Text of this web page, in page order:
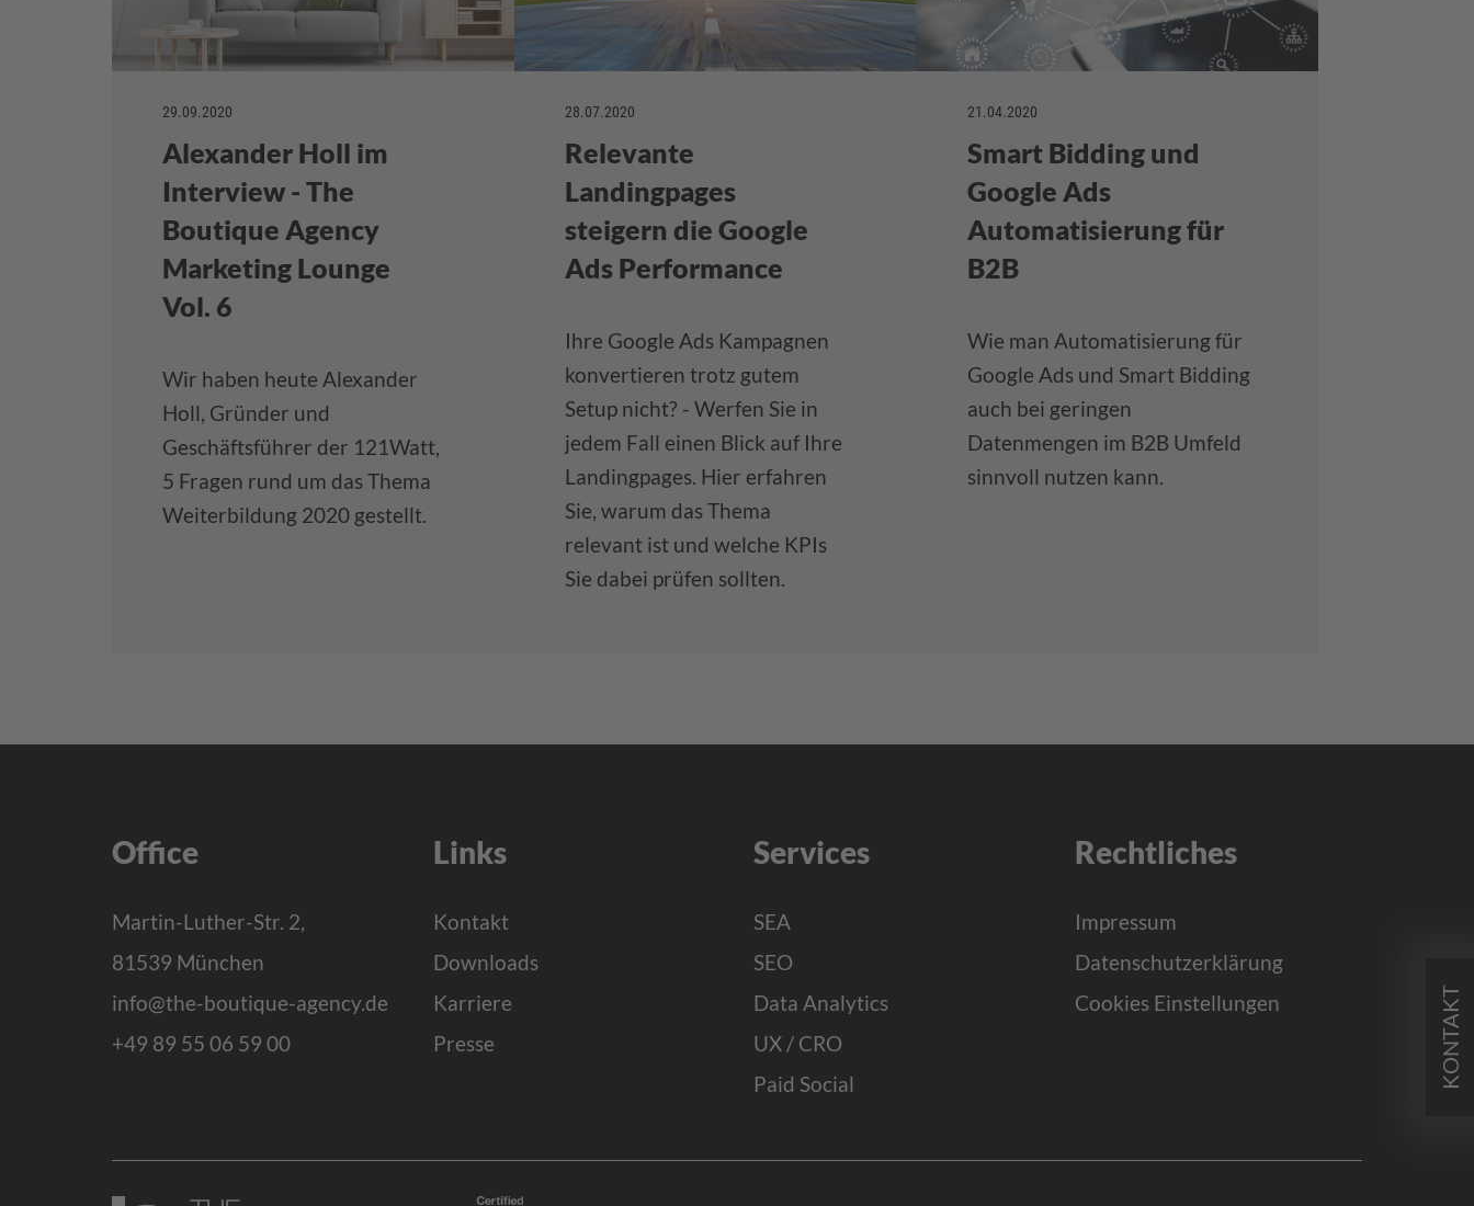
KONTAKT
29.09.2020
Alexander Holl im
Interview - The
Boutique Agency
Marketing Lounge
Vol. 6
Wir haben heute Alexander
Holl, Gründer und
Geschäftsführer der 121Watt,
5 Fragen rund um das Thema
Weiterbildung 2020 gestellt.
28.07.2020
Relevante
Landingpages
steigern die Google
Ads Performance
Ihre Google Ads Kampagnen
konvertieren trotz gutem
Setup nicht? - Werfen Sie in
jedem Fall einen Blick auf Ihre
Landingpages. Hier erfahren
Sie, warum das Thema
relevant ist und welche KPIs
Sie dabei prüfen sollten.
21.04.2020
Smart Bidding und
Google Ads
Automatisierung für
B2B
Wie man Automatisierung für
Google Ads und Smart Bidding
auch bei geringen
Datenmengen im B2B Umfeld
sinnvoll nutzen kann.
Office
Martin-Luther-Str. 2,
81539 München
info@the-boutique-agency.de
+49 89 55 06 59 00
Links
Kontakt
Downloads
Karriere
Presse
Services
SEA
SEO
Data Analytics
UX / CRO
Paid Social
Rechtliches
Impressum
Datenschutzerklärung
Cookies Einstellungen